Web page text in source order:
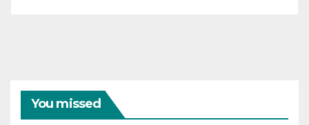
You missed